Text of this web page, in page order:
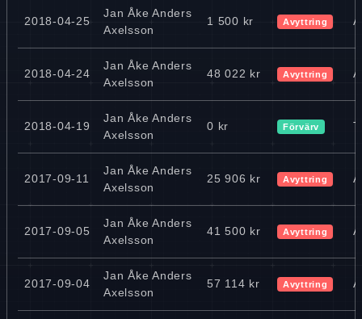
2018-04-25
Jan Åke Anders
Axelsson
1 500 kr Avyttring
2018-04-24
Jan Åke Anders
Axelsson
48 022 kr Avyttring
2018-04-19
Jan Åke Anders
Axelsson
0 kr Förvärv
2017-09-11
Jan Åke Anders
Axelsson
25 906 kr Avyttring
2017-09-05
Jan Åke Anders
Axelsson
41 500 kr Avyttring
2017-09-04
Jan Åke Anders
Axelsson
57 114 kr Avyttring